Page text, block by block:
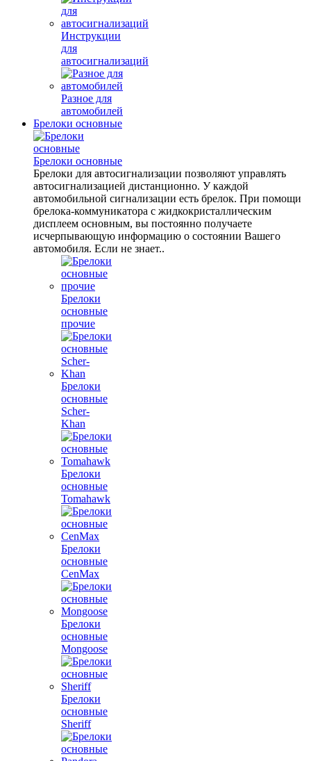
Инструкции
для
автосигнализаций
Разное для
автомобилей
Брелоки основные
Брелоки основные
Брелоки для автосигнализации позволяют управлять
автосигнализацией дистанционно. У каждой
автомобильной сигнализации есть брелок. При помощи
брелока-коммуникатора с жидкокристаллическим
дисплеем основным, вы постоянно получаете
исчерпывающую информацию о состоянии Вашего
автомобиля. Если не знает..
Брелоки
основные
прочие
Брелоки
основные
Scher-
Khan
Брелоки
основные
Tomahawk
Брелоки
основные
CenMax
Брелоки
основные
Mongoose
Брелоки
основные
Sheriff